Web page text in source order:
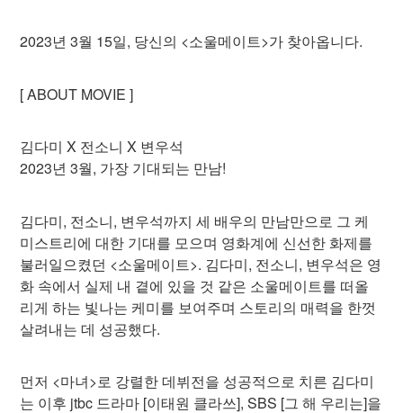
2023년 3월 15일, 당신의 <소울메이트>가 찾아옵니다.
[ ABOUT MOVIE ]
김다미 X 전소니 X 변우석
2023년 3월, 가장 기대되는 만남!
김다미, 전소니, 변우석까지 세 배우의 만남만으로 그 케
미스트리에 대한 기대를 모으며 영화계에 신선한 화제를
불러일으켰던 <소울메이트>. 김다미, 전소니, 변우석은 영
화 속에서 실제 내 곁에 있을 것 같은 소울메이트를 떠올
리게 하는 빛나는 케미를 보여주며 스토리의 매력을 한껏
살려내는 데 성공했다.
먼저 <마녀>로 강렬한 데뷔전을 성공적으로 치른 김다미
는 이후 jtbc 드라마 [이태원 클라쓰], SBS [그 해 우리는]을